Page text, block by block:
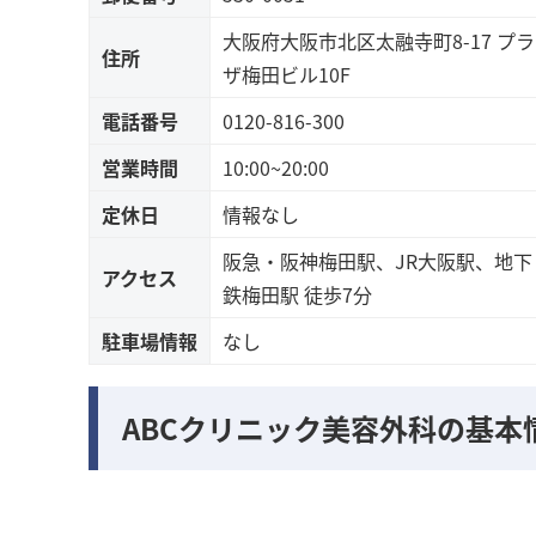
住所
大阪府大阪市北区太融寺町8-17 プラ
ザ梅田ビル10F
電話番号
0120-816-300
営業時間
10:00~20:00
定休日
情報なし
アクセス
阪急・阪神梅田駅、JR大阪駅、地下
鉄梅田駅 徒歩7分
駐車場情報
なし
ABCクリニック美容外科の基本